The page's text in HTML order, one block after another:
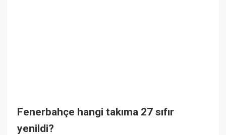
Fenerbahçe hangi takıma 27 sıfır
yenildi?